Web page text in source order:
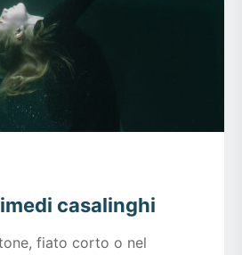
casalinghi
fiato corto o nel